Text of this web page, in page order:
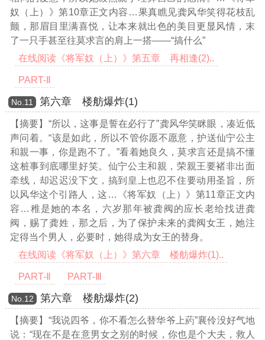
奴（上）》第10章正文内容…果真瞧见龚风华笑得花枝乱
颤，那眉目里满喜悦，让本来就出色的美目更显风情，末
了一只手甚至往莫求言的肩上一搭——“搞什么”
在线阅读《将军奴（上）》第五章 再相逢(2)..
PART-Ⅱ
Νο.11 第六章 楼舫爆炸(1)
【摘要】“所以，这事是誓在必行了”龚风华笑眯眼，凑近低
声问着。“该是如此，所以不管你愿不愿意，护送仙宁公主
和親一事，你是跑不了。”看着她良久，莫求言还是搞不懂
这桩事到底哪里好笑。仙宁公主和親，荣親王要褚非出面
牵线，却迟迟没下文，搞到皇上也忍不住要动用圣旨，所
以风华这个引路人，这…《将军奴（上）》第11章正文内
容… 稚是她的本名，六岁那年被龚阀的应长老给找进龚
阀，赐了龚姓，那之后，为了保护未来的龚阀女王，她注
定得当个男人，必要时，她得成为女王的替身。
在线阅读《将军奴（上）》第六章 楼舫爆炸(1)..
PART-Ⅱ PART-Ⅲ
Νο.12 第六章 楼舫爆炸(2)
【摘要】“我说四爷，你不看怎么替华爷上葯”襄伶没好气地
说：“现在不是在意男女之别的时候，你也是个大夫，救人